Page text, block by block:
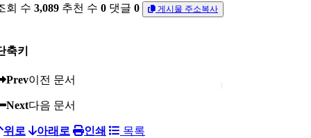
회 수 3,089 추천 수 0 댓글 0 게시물 주소복사
축키
Prev이전 문서
Next다음 문서
위로 아래로 인쇄 목록